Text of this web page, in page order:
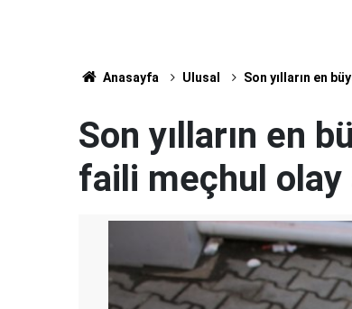
Anasayfa Ulusal Son yılların en
Son yılların en
faili meçhul olay